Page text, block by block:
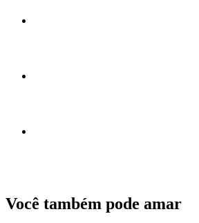
Você também pode amar